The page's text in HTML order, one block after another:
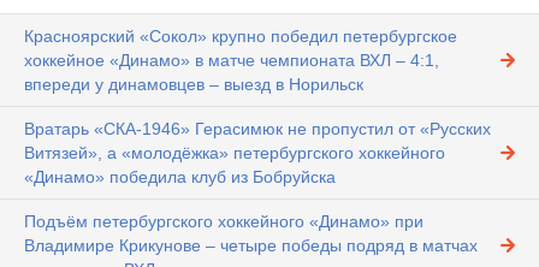
Красноярский «Сокол» крупно победил петербургское
хоккейное «Динамо» в матче чемпионата ВХЛ – 4:1,
впереди у динамовцев – выезд в Норильск
Вратарь «СКА-1946» Герасимюк не пропустил от «Русских
Витязей», а «молодёжка» петербургского хоккейного
«Динамо» победила клуб из Бобруйска
Подъём петербургского хоккейного «Динамо» при
Владимире Крикунове – четыре победы подряд в матчах